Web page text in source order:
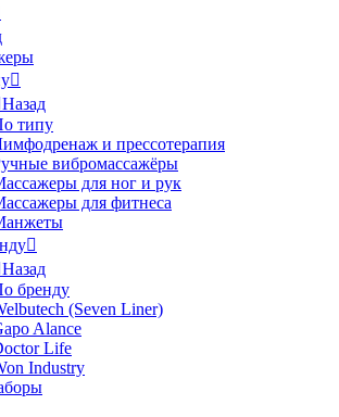
Назад
типу
и прессотерапия
вибромассажёры
для ног и рук
для фитнеса
Назад
бренду
(Seven Liner)
Alance
Life
Industry